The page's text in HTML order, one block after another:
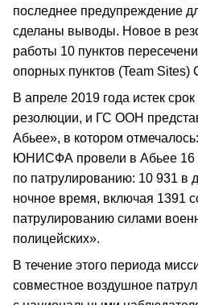
последнее предупреждение
сделаны выводы. Новое в
работы 10 пунктов
опорных пунктов (Team
В апреле 2019 года истек
резолюции, и ГС ООН
Абьее», в котором
ЮНИСФА провели в Абьее 16
по патрулированию: 10 931 в
ночное время, включая 1391
патрулированию силами
полицейских».
В течение этого периода
совместное воздушное